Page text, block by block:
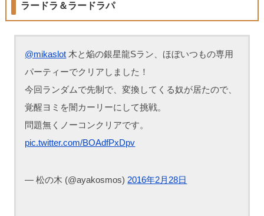
ラードラ＆ラードラパ
@mikaslot 木と焔の銀星龍Sラン、ほぼいつもの専用
パーティーでクリアしました！
今回ランダムで先制で、変換してくる奴が居たので、
覚醒ヨミを闇カーリーにして挑戦。
問題無くノーコンクリアです。
pic.twitter.com/BOAdfPxDpv
— 松の木 (@ayakosmos) 2016年2月28日